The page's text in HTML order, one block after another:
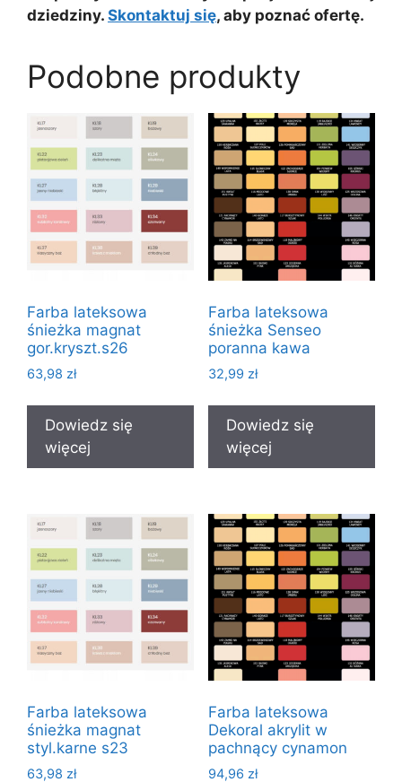
dziedziny. Skontaktuj się, aby poznać ofertę.
Podobne produkty
Farba lateksowa
śnieżka magnat
gor.kryszt.s26
63,98 zł
Dowiedz się
więcej
Farba lateksowa
śnieżka Senseo
poranna kawa
32,99 zł
Dowiedz się
więcej
Farba lateksowa
śnieżka magnat
styl.karne s23
63,98 zł
Farba lateksowa
Dekoral akrylit w
pachnący cynamon
94,96 zł